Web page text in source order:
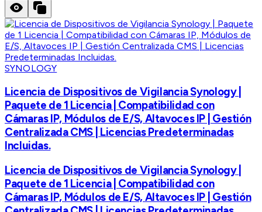
SYNOLOGY
Licencia de Dispositivos de Vigilancia Synology |
Paquete de 1 Licencia | Compatibilidad con
Cámaras IP, Módulos de E/S, Altavoces IP | Gestión
Centralizada CMS | Licencias Predeterminadas
Incluidas.
Licencia de Dispositivos de Vigilancia Synology |
Paquete de 1 Licencia | Compatibilidad con
Cámaras IP, Módulos de E/S, Altavoces IP | Gestión